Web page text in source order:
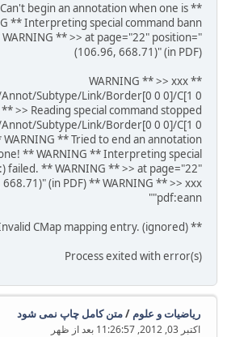
Can't begin an annotation when one is
** Interpreting special command bann
** >> at page="22" position="
(106.96, 668.71)" (in PDF)
** WARNING ** >> xxx
Subtype/Link/Border[0 0 0]/C[1 0
>> Reading special command stopped
Subtype/Link/Border[0 0 0]/C[1 0
** Tried to end an annotation
** WARNING ** Interpreting special
failed. ** WARNING ** >> at page="22"
(in PDF) ** WARNING ** >> xxx
"pdf:eann"
** WARNING ** Invalid CMap mapping entry. (ignored)
Process exited with error(s)
ریاضیات و علوم /متن کامل چاپ نمی شود
اکتبر 03, 2012, 11:26:57 بعد از ظهر